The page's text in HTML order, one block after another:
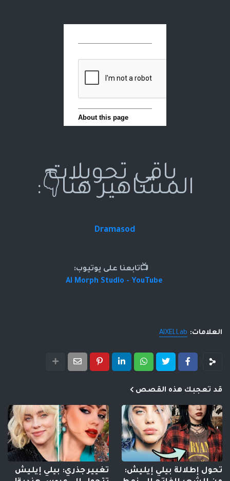
باقي تحويلات
المشاهير هنا👇:
Dramasod
📺تابعنا على يوتيوب:
AI Morph Studio - YouTube
العلامات: AIXELLab
قد تعجبك هذه القصص
تحول إطلالة بيلي إيليش:
تغيير جذري: بيلي إيليش